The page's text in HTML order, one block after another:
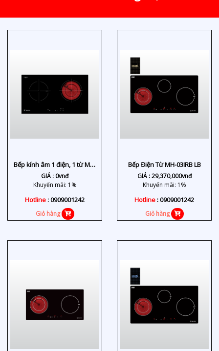
Bếp kính âm 1 điện, 1 từ MH-
7311 IR
GIÁ : 0vnđ
Khuyến mãi: 1%
Hotline: 0909001242
Giỏ hàng
Bếp Điện Từ MH-03IRB LB
GIÁ :29,370,000vnđ
Khuyến mãi: 1%
Hotline: 0909001242
Giỏ hàng